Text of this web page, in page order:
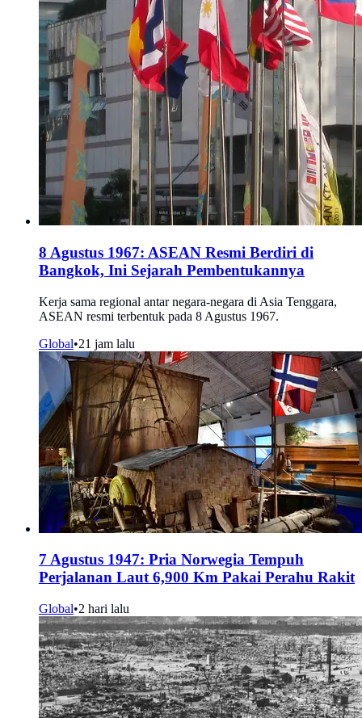
8 Agustus 1967: ASEAN Resmi Berdiri di
Bangkok, Ini Sejarah Pembentukannya
Kerja sama regional antar negara-negara di Asia Tenggara,
ASEAN resmi terbentuk pada 8 Agustus 1967.
Global•21 jam lalu
7 Agustus 1947: Pria Norwegia Tempuh
Perjalanan Laut 6,900 Km Pakai Perahu Rakit
Global•2 hari lalu